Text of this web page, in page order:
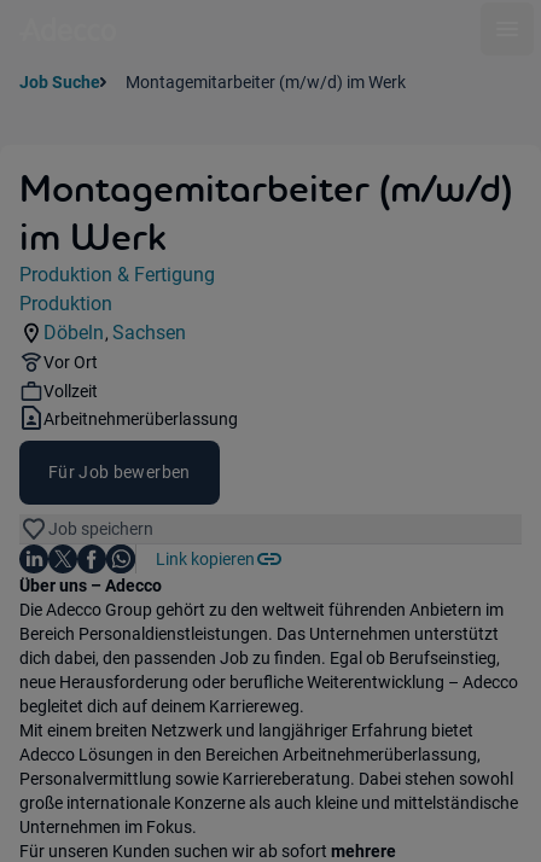
Job Suche Montagemitarbeiter (m/w/d) im Werk
Montagemitarbeiter (m/w/d)
im Werk
Jobdetails
Kategorie:
Produktion & Fertigung
Industry:
Produktion
Standorte:
Döbeln,
Region:
Sachsen
Remote Option:
Vor Ort
Workhours:
Vollzeit
Vertragsart:
Arbeitnehmerüberlassung
Für Job bewerben
Job speichern
Teile diesen Job
Auf LinkedIn teilen
Auf X teilen
Auf Facebook teilen
Auf WhatsApp teilen
Link kopieren
Einleitung
Über uns – Adecco
Die Adecco Group gehört zu den weltweit führenden Anbietern im
Bereich Personaldienstleistungen. Das Unternehmen unterstützt
dich dabei, den passenden Job zu finden. Egal ob Berufseinstieg,
neue Herausforderung oder berufliche Weiterentwicklung – Adecco
begleitet dich auf deinem Karriereweg.
Mit einem breiten Netzwerk und langjähriger Erfahrung bietet
Adecco Lösungen in den Bereichen Arbeitnehmerüberlassung,
Personalvermittlung sowie Karriereberatung. Dabei stehen sowohl
große internationale Konzerne als auch kleine und mittelständische
Unternehmen im Fokus.
Für unseren Kunden suchen wir ab sofort mehrere